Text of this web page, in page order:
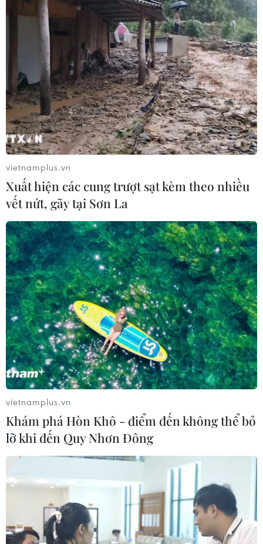
vietnamplus.vn
Xuất hiện các cung trượt sạt kèm theo nhiều
vết nứt, gãy tại Sơn La
vietnamplus.vn
Khám phá Hòn Khô - điểm đến không thể bỏ
lỡ khi đến Quy Nhơn Đông